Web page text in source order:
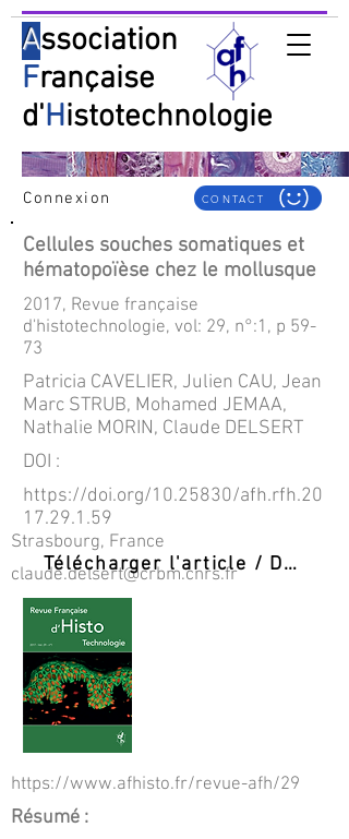
Association
Française
d'Histotechnologie
Connexion CONTACT
Strasbourg, France
claude.delsert@crbm.cnrs.fr
Cellules souches somatiques et
hématopoïèse chez le mollusque
2017, Revue française
d'histotechnologie, vol: 29, n°:1, p 59-
73
Patricia CAVELIER, Julien CAU, Jean
Marc STRUB, Mohamed JEMAA,
Nathalie MORIN, Claude DELSERT
DOI :
https://doi.org/10.25830/afh.rfh.20
17.29.1.59
Télécharger l'article / Download PDF
https://www.afhisto.fr/revue-afh/29
Résumé :